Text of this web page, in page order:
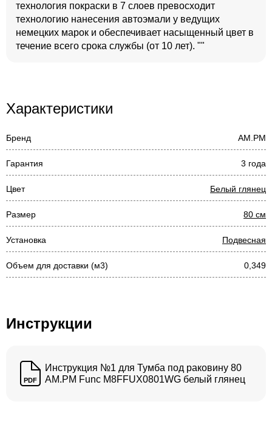
технология покраски в 7 слоев превосходит
технологию нанесения автоэмали у ведущих
немецких марок и обеспечивает насыщенный цвет в
течение всего срока службы (от 10 лет). ""
Характеристики
Бренд AM.PM
Гарантия 3 года
Цвет Белый глянец
Размер 80 см
Установка Подвесная
Объем для доставки (м3) 0,349
Инструкции
PDF
Инструкция №1 для Тумба под раковину 80
AM.PM Func M8FFUX0801WG белый глянец